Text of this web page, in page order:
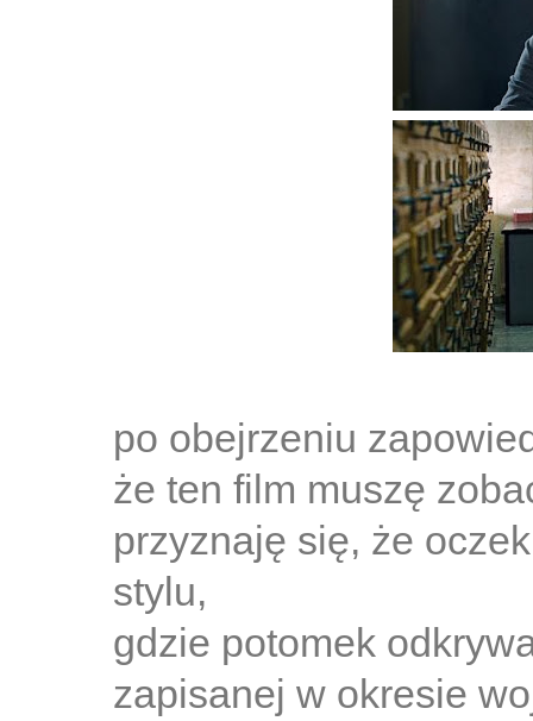
po obejrzeniu
że ten film muszę
przyznaję się, że
stylu,
gdzie potomek
zapisanej w okresie